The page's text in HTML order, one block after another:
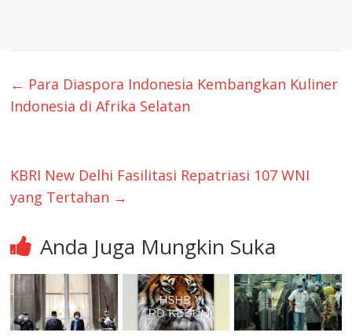
← Para Diaspora Indonesia Kembangkan Kuliner
Indonesia di Afrika Selatan
KBRI New Delhi Fasilitasi Repatriasi 107 WNI
yang Tertahan →
Anda Juga Mungkin Suka